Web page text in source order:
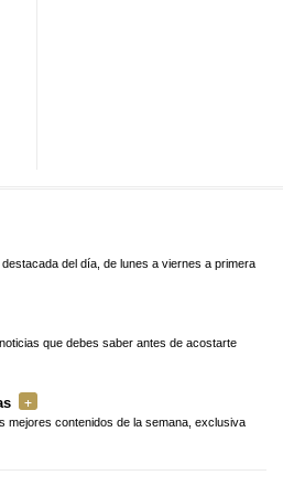
del día, de lunes a viernes a primera
que debes saber antes de acostarte
mejores contenidos de la semana, exclusiva